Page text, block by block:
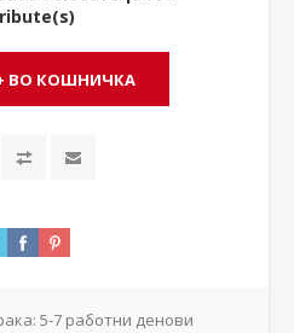
5-7 работни денови